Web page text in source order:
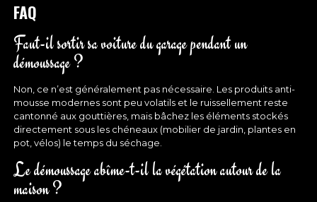
FAQ
Faut-il sortir sa voiture du garage pendant un
démoussage ?
Non, ce n’est généralement pas nécessaire. Les produits anti-
mousse modernes sont peu volatils et le ruissellement reste
cantonné aux gouttières, mais bâchez les éléments stockés
directement sous les chéneaux (mobilier de jardin, plantes en
pot, vélos) le temps du séchage.
Le démoussage abîme-t-il la végétation autour de la
maison ?